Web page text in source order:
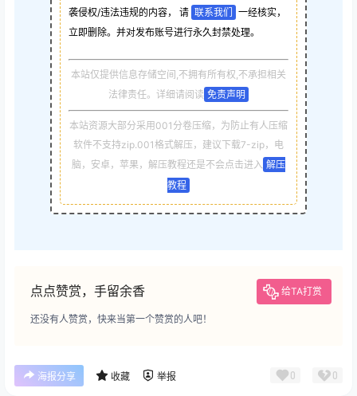
袭侵权/违法违规的内容， 请 联系我们
一经核实，
立即删除。并对发布账号进行永久封禁处理。
本站仅提供信息存储空间,不拥有所有权,不承担相关
法律责任。详细请阅读 免责声明
本站资源大部分采用001分卷压缩，为防止有人压缩
软件不支持zip.001格式解压，建议下载7-zip，电
脑，安卓，苹果，解压教程还是不会点击进入 解压
教程
点点赞赏，手留余香 给TA打赏
还没有人赞赏，快来当第一个赞赏的人吧！
海报分享 收藏 举报 0 0